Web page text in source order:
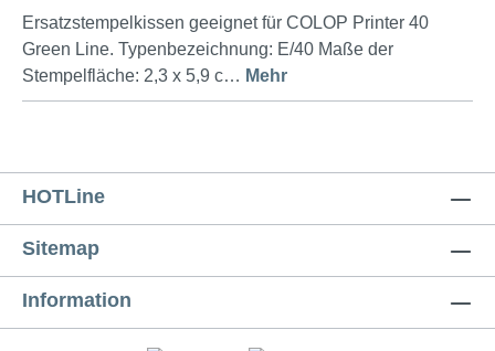
Ersatzstempelkissen geeignet für COLOP Printer 40
Green Line. Typenbezeichnung: E/40 Maße der
Stempelfläche: 2,3 x 5,9 c… Mehr
HOTLine
Sitemap
Information